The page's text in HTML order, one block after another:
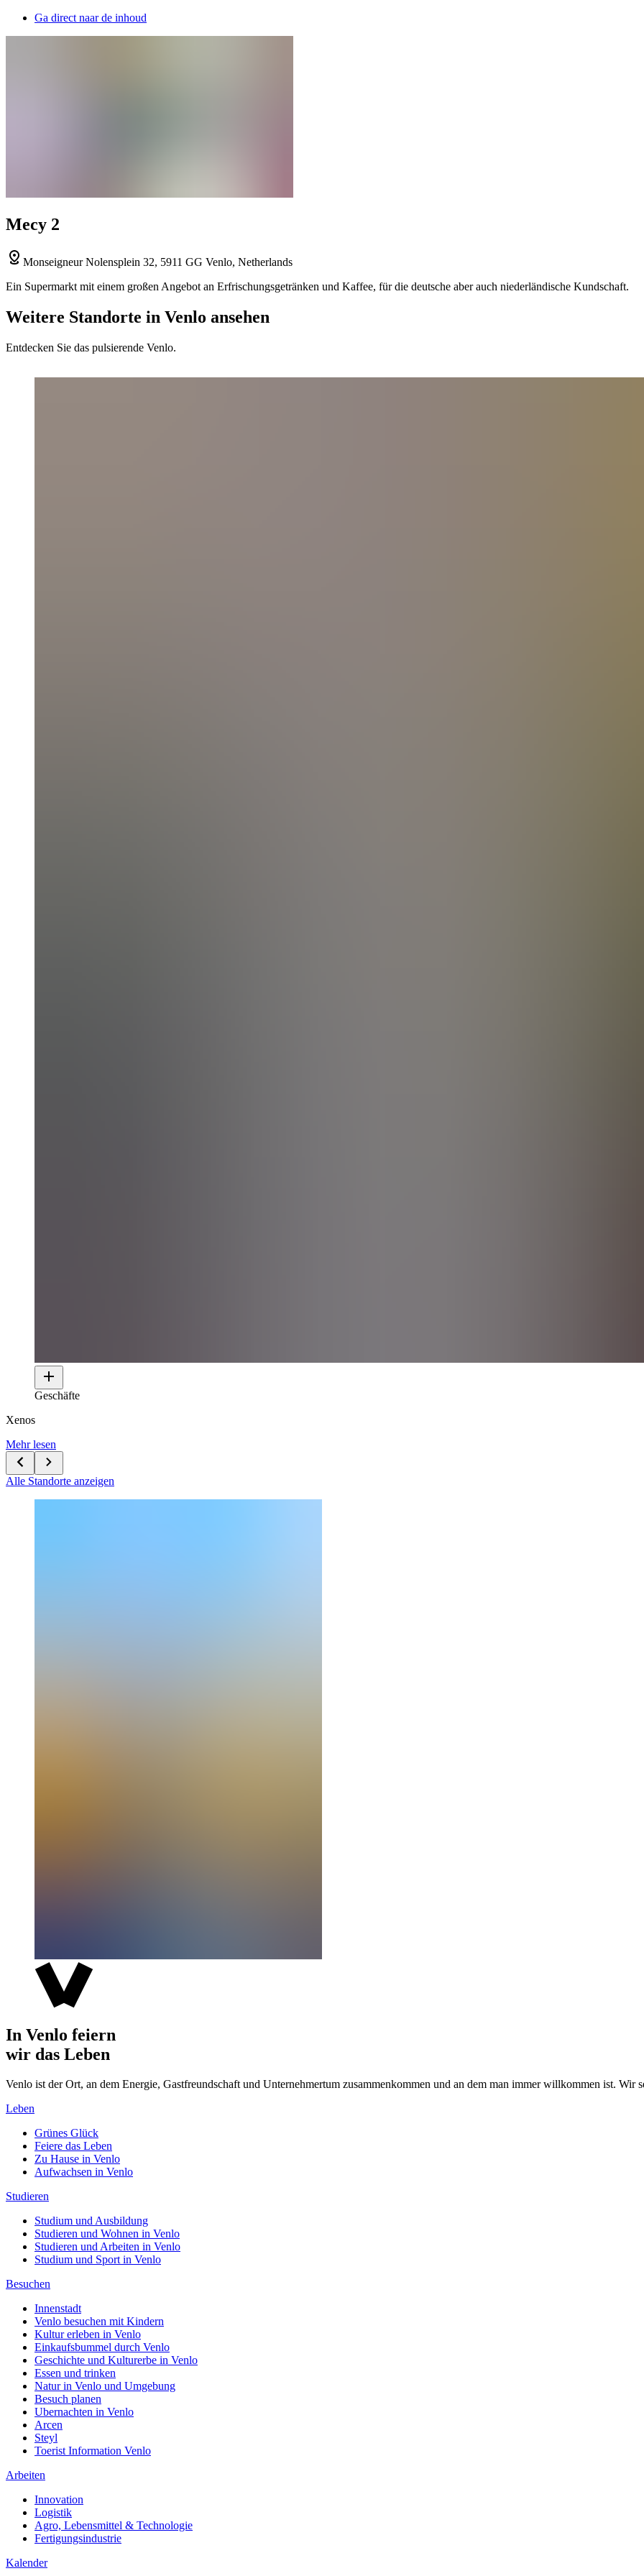
Ga direct naar de inhoud
Mecy 2
Monseigneur Nolensplein 32, 5911 GG Venlo, Netherlands
Ein Supermarkt mit einem großen Angebot an Erfrischungsgetränken und Kaffee, für die deutsche aber auch niederländische Kundschaft.
Weitere Standorte in Venlo ansehen
Entdecken Sie das pulsierende Venlo.
Geschäfte
Xenos
Mehr lesen
Alle Standorte anzeigen
In Venlo feiern
wir das Leben
Venlo ist der Ort, an dem Energie, Gastfreundschaft und Unternehmertum zusammenkommen und an dem man immer willkommen ist. Wir
Leben
Grünes Glück
Feiere das Leben
Zu Hause in Venlo
Aufwachsen in Venlo
Studieren
Studium und Ausbildung
Studieren und Wohnen in Venlo
Studieren und Arbeiten in Venlo
Studium und Sport in Venlo
Besuchen
Innenstadt
Venlo besuchen mit Kindern
Kultur erleben in Venlo
Einkaufsbummel durch Venlo
Geschichte und Kulturerbe in Venlo
Essen und trinken
Natur in Venlo und Umgebung
Besuch planen
Ubernachten in Venlo
Arcen
Steyl
Toerist Information Venlo
Arbeiten
Innovation
Logistik
Agro, Lebensmittel & Technologie
Fertigungsindustrie
Kalender